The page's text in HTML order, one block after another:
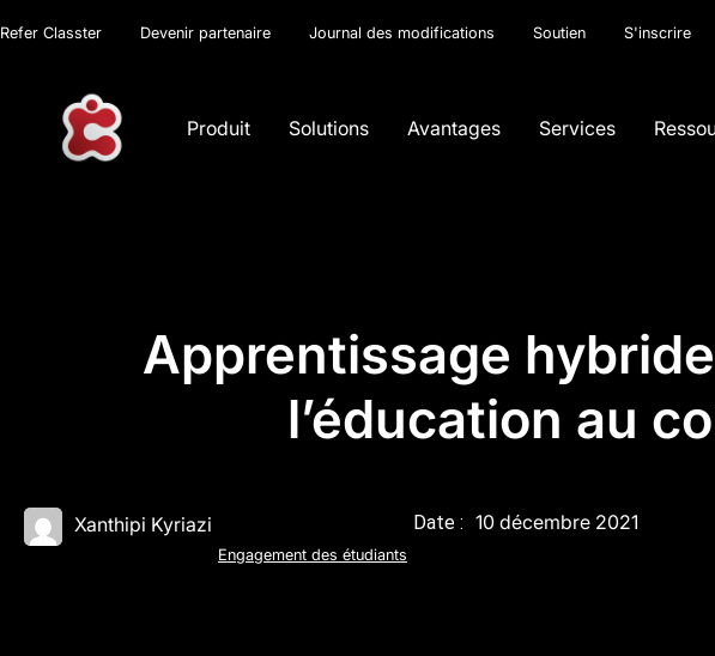
Refer Classter Devenir partenaire Journal des modifications Soutien S'inscrire
Produit Solutions Avantages Services
Apprentissage
l’éducation au
Xanthipi Kyriazi
Engagement des étudiants
Date : 10 décembre 2021